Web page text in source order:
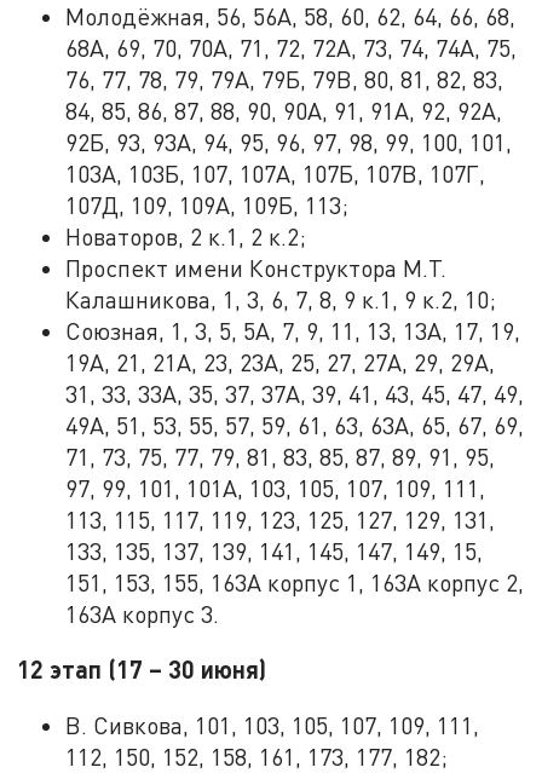
Молодёжная, 56, 56А, 58, 60, 62, 64, 66, 68,
68А, 69, 70, 70А, 71, 72, 72А, 73, 74, 74А, 75,
76, 77, 78, 79, 79А, 79Б, 79В, 80, 81, 82, 83,
84, 85, 86, 87, 88, 90, 90А, 91, 91А, 92, 92А,
92Б, 93, 93А, 94, 95, 96, 97, 98, 99, 100, 101,
103А, 103Б, 107, 107А, 107Б, 107В, 107Г,
107Д, 109, 109А, 109Б, 113;
Новаторов, 2 к.1, 2 к.2;
Проспект имени Конструктора М.Т.
Калашникова, 1, 3, 6, 7, 8, 9 к.1, 9 к.2, 10;
Союзная, 1, 3, 5, 5А, 7, 9, 11, 13, 13А, 17, 19,
19А, 21, 21А, 23, 23А, 25, 27, 27А, 29, 29А,
31, 33, 33А, 35, 37, 37А, 39, 41, 43, 45, 47, 49,
49А, 51, 53, 55, 57, 59, 61, 63, 63А, 65, 67, 69,
71, 73, 75, 77, 79, 81, 83, 85, 87, 89, 91, 95,
97, 99, 101, 101А, 103, 105, 107, 109, 111,
113, 115, 117, 119, 123, 125, 127, 129, 131,
133, 135, 137, 139, 141, 145, 147, 149, 15,
151, 153, 155, 163А корпус 1, 163А корпус 2,
163А корпус 3.
12 этап (17 – 30 июня)
В. Сивкова, 101, 103, 105, 107, 109, 111,
112, 150, 152, 158, 161, 173, 177, 182;